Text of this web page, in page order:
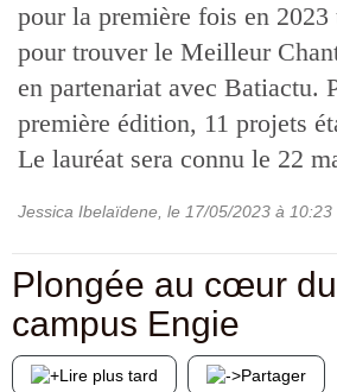
pour la première fois en 2023
pour trouver le Meilleur
en partenariat avec Batiactu.
première édition, 11 projets
Le lauréat sera connu le 22
Jessica Ibelaïdene , le 17/05/2023 à 10:23
Plongée au cœur
campus Engie
Lire plus tard Partager